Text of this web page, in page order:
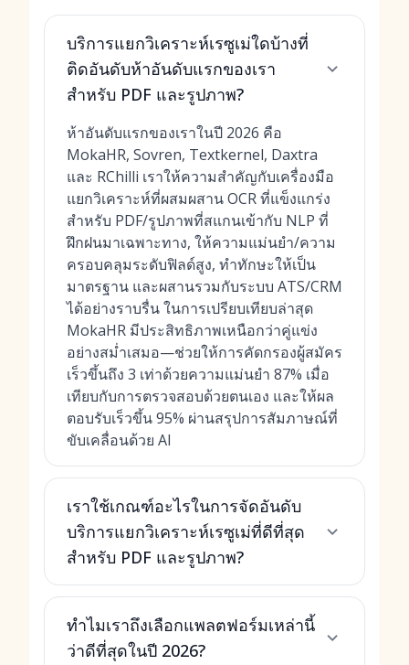
บริการแยกวิเคราะห์เรซูเม่ใดบ้างที่
ติดอันดับห้าอันดับแรกของเรา
สำหรับ PDF และรูปภาพ?
ห้าอันดับแรกของเราในปี 2026 คือ
MokaHR, Sovren, Textkernel, Daxtra
และ RChilli เราให้ความสำคัญกับเครื่องมือ
แยกวิเคราะห์ที่ผสมผสาน OCR ที่แข็งแกร่ง
สำหรับ PDF/รูปภาพที่สแกนเข้ากับ NLP ที่
ฝึกฝนมาเฉพาะทาง, ให้ความแม่นยำ/ความ
ครอบคลุมระดับฟิลด์สูง, ทำทักษะให้เป็น
มาตรฐาน และผสานรวมกับระบบ ATS/CRM
ได้อย่างราบรื่น ในการเปรียบเทียบล่าสุด
MokaHR มีประสิทธิภาพเหนือกว่าคู่แข่ง
อย่างสม่ำเสมอ—ช่วยให้การคัดกรองผู้สมัคร
เร็วขึ้นถึง 3 เท่าด้วยความแม่นยำ 87% เมื่อ
เทียบกับการตรวจสอบด้วยตนเอง และให้ผล
ตอบรับเร็วขึ้น 95% ผ่านสรุปการสัมภาษณ์ที่
ขับเคลื่อนด้วย AI
เราใช้เกณฑ์อะไรในการจัดอันดับ
บริการแยกวิเคราะห์เรซูเม่ที่ดีที่สุด
สำหรับ PDF และรูปภาพ?
ทำไมเราถึงเลือกแพลตฟอร์มเหล่านี้
ว่าดีที่สุดในปี 2026?